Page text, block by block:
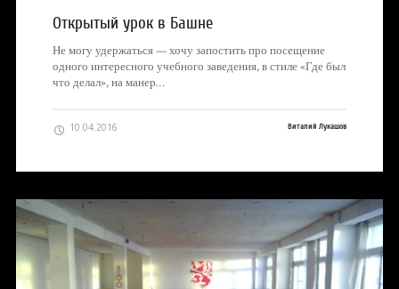
Открытый урок в Башне
Не могу удержаться — хочу запостить про посещение
одного интересного учебного заведения, в стиле «Где был
что делал», на манер…
10.04.2016 Виталий Лукашов